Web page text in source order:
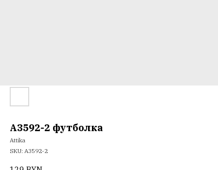
A3592-2 футболка
Attika
SKU: А3592-2